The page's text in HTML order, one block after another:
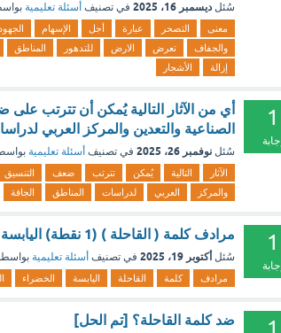
سُئل ديسمبر 16، 2025 في تصنيف أسئلة تعليمية
معنى التصحر عبارة أجل الإسهام الجهود
والجفاف
تعرض الارض للتدهور المناطق
إزالة
الأشجار
1
إجابة
أي من الآثار التالية يُمكن أن تترتب على
الصناعية والتعدين والمركز العربي
سُئل نوفمبر 26، 2025 في تصنيف أسئلة تعليمية
الآثار التالية يُمكن تترتب ضعف التنسيق
والمركز
العربي لدراسات المناطق الجافة
1
إجابة
مرادف كلمة ( القاحلة ) (1 نقطة) اليابسة الخضراء الواسعة [تم الحل]
سُئل أكتوبر 19، 2025 في تصنيف أسئلة تعليمية
مرادف كلمة القاحلة اليابسة الخضراء
1 ضد كلمة القاحلة؟ [تم الحل]